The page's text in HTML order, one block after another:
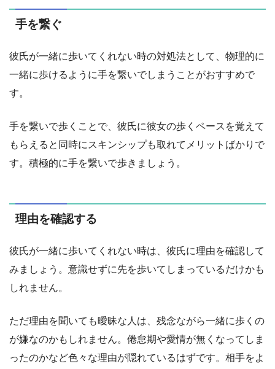
手を繋ぐ
彼氏が一緒に歩いてくれない時の対処法として、物理的に
一緒に歩けるように手を繋いでしまうことがおすすめで
す。
手を繋いで歩くことで、彼氏に彼女の歩くペースを覚えて
もらえると同時にスキンシップも取れてメリットばかりで
す。積極的に手を繋いで歩きましょう。
理由を確認する
彼氏が一緒に歩いてくれない時は、彼氏に理由を確認して
みましょう。意識せずに先を歩いてしまっているだけかも
しれません。
ただ理由を聞いても曖昧な人は、残念ながら一緒に歩くの
が嫌なのかもしれません。倦怠期や愛情が無くなってしま
ったのかなど色々な理由が隠れているはずです。相手をよ